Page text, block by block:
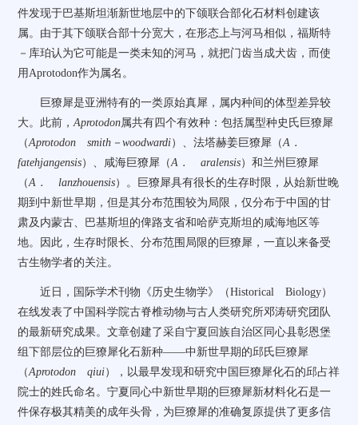
件发现于巴基斯坦渐新世地层中的下颌联合部化石材料创建该
属。由于其下颌联合部十分宽大，在形态上与河马相似，福斯特
－库珀认为它可能是一类未知的河马，就把门齿当成犬齿，而使
用Aprotodon作为属名。
巨獠犀是亚洲特有的一类原始真犀，属内种间的体型差异较
大。此前，Aprotodon属共有四个有效种：包括属型种史氏巨獠犀
（Aprotodon smith－woodwardi）、法塔赫姜巨獠犀（A．
fatehjangensis）、咸海巨獠犀（A． aralensis）和兰州巨獠犀
（A． lanzhouensis）。巨獠犀具有很长的生存时限，从始新世晚
期到中新世早期，但是其分布范围较为局限，仅分布于中国的甘
肃及内蒙古、巴基斯坦的俾路支省和哈萨克斯坦的咸海地区等
地。因此，生存时限长、分布范围局限的巨獠犀，一直以来备受
古生物学者的关注。
近日，国际学术刊物《历史生物学》（Historical Biology）
在线发表了中国科学院古脊椎动物与古人类研究所邓涛研究团队
的最新研究成果。文章创建了采自宁夏回族自治区同心县彰恩堡
组下部层位的巨獠犀化石新种——中新世早期的邱氏巨獠犀
（Aprotodon qiui），以最早发现和研究中国巨獠犀化石的邱占祥
院士的姓氏命名。宁夏同心中新世早期的巨獠犀新材料化石是一
件保存极其精美的成年头骨，为巨獠犀的准确复原提供了更多信